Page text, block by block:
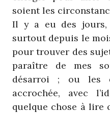
soient les
Il y a eu des jours,
surtout depuis le
pour trouver des
paraître de mes
désarroi ; ou les
accrochée, avec
quelque chose à lire